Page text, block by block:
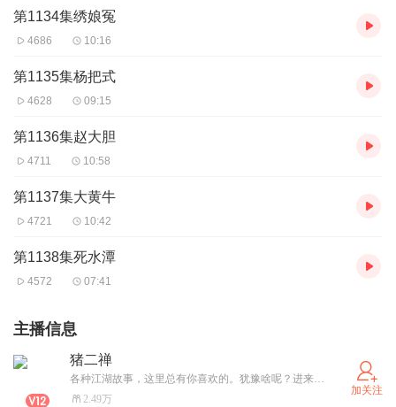
第1134集绣娘冤
4686 10:16
第1135集杨把式
4628 09:15
第1136集赵大胆
4711 10:58
第1137集大黄牛
4721 10:42
第1138集死水潭
4572 07:41
主播信息
猪二禅
各种江湖故事，这里总有你喜欢的。犹豫啥呢？进来坐会呗！
2.49万
加关注